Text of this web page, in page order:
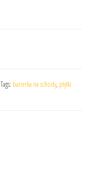
Tags: barierka na schody, płytki